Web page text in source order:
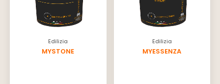
Edilizia
MYSTONE
Edilizia
MYESSENZA